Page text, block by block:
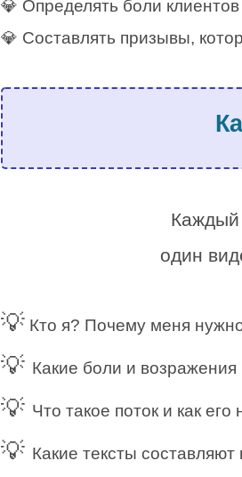
💎 Определять боли
💎 Составлять призывы,
Каждый
один
💡 Кто я? Почему меня
💡 Какие боли и
💡 Что такое поток и как его
💡 Какие тексты